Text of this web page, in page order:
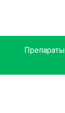
Препараты